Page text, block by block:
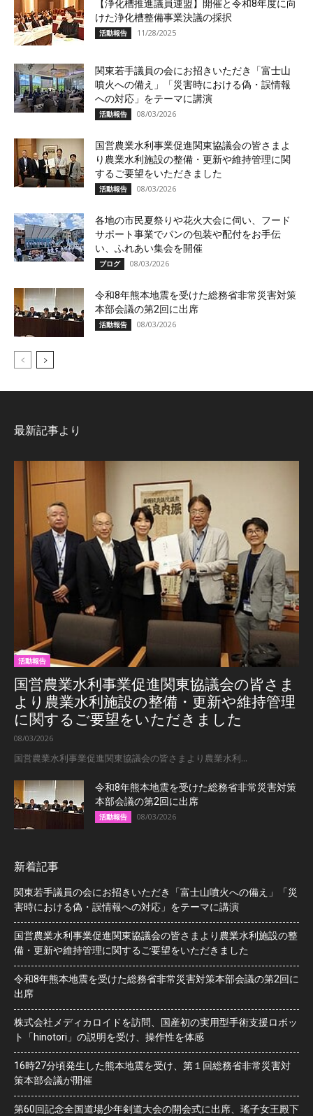
【浄化槽推進議員連盟】開催と令和8年度に向
けた浄化槽整備事業決議の採択
活動報告 11/28/2025
関東若手議員の会にお招きいただき「富士山
噴火への備え」「災害時における偽・誤情報
への対応」をテーマに講演
活動報告 08/03/2026
国営農業水利事業促進関東協議会の皆さまよ
り農業水利施設の整備・更新や維持管理に関
するご要望をいただきました
活動報告 08/03/2026
各地の市民夏祭りや花火大会に伺い、フード
サポート事業でパンの包装や配付をお手伝
い、ふれあい集会を開催
ブログ 08/03/2026
令和8年熊本地震を受けた総務省非常災害対策
本部会議の第2回に出席
活動報告 08/03/2026
最新記事より
活動報告
国営農業水利事業促進関東協議会の皆さま
より農業水利施設の整備・更新や維持管理
に関するご要望をいただきました
08/03/2026
国営農業水利事業促進関東協議会の皆さまより農業水利...
令和8年熊本地震を受けた総務省非常災害対策
本部会議の第2回に出席
活動報告 08/03/2026
新着記事
関東若手議員の会にお招きいただき「富士山噴火への備え」「災
害時における偽・誤情報への対応」をテーマに講演
国営農業水利事業促進関東協議会の皆さまより農業水利施設の整
備・更新や維持管理に関するご要望をいただきました
令和8年熊本地震を受けた総務省非常災害対策本部会議の第2回に
出席
株式会社メディカロイドを訪問、国産初の実用型手術支援ロボッ
ト「hinotori」の説明を受け、操作性を体感
16時27分頃発生した熊本地震を受け、第１回総務省非常災害対
策本部会議が開催
第60回記念全国道場少年剣道大会の開会式に出席、瑤子女王殿下